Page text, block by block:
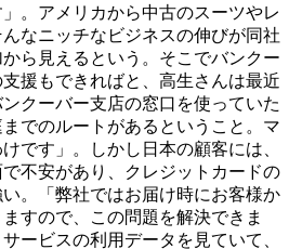
。アメリカから中古のスーツやレ
なニッチなビジネスの伸びが同社
ら見えるという。そこでバンクー
援もできればと、高生さんは最近
クーバー支店の窓口を使っていた
でのルートがあるということ。マ
です」。しかし日本の顧客には、
不安があり、クレジットカードの
。「弊社ではお届け時にお客様か
すので、この問題を解決できま
ービスの利用データを見ていて、